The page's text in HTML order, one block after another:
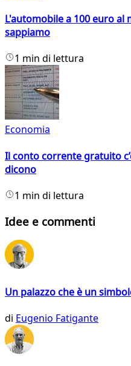
L'automobile a 100 euro al
sappiamo
1 min di lettura
Economia
Il conto corrente gratuito
dicono
1 min di lettura
Idee e commenti
Un palazzo che è un
di Eugenio Fatigante